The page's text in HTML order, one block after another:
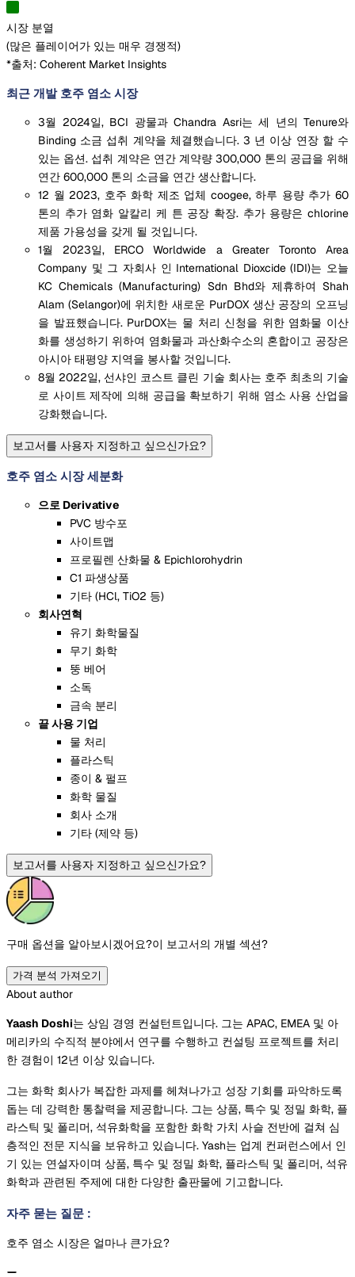
시장 분열
(많은 플레이어가 있는 매우 경쟁적)
*출처: Coherent Market Insights
최근 개발 호주 염소 시장
3월 2024일, BCI 광물과 Chandra Asri는 세 년의 Tenure와
Binding 소금 섭취 계약을 체결했습니다. 3 년 이상 연장 할 수
있는 옵션. 섭취 계약은 연간 계약량 300,000 톤의 공급을 위해
연간 600,000 톤의 소금을 연간 생산합니다.
12 월 2023, 호주 화학 제조 업체 coogee, 하루 용량 추가 60
톤의 추가 염화 알칼리 케 튼 공장 확장. 추가 용량은 chlorine
제품 가용성을 갖게 될 것입니다.
1월 2023일, ERCO Worldwide a Greater Toronto Area
Company 및 그 자회사 인 International Dioxcide (IDI)는 오늘
KC Chemicals (Manufacturing) Sdn Bhd와 제휴하여 Shah
Alam (Selangor)에 위치한 새로운 PurDOX 생산 공장의 오프닝
을 발표했습니다. PurDOX는 물 처리 신청을 위한 염화물 이산
화를 생성하기 위하여 염화물과 과산화수소의 혼합이고 공장은
아시아 태평양 지역을 봉사할 것입니다.
8월 2022일, 선샤인 코스트 클린 기술 회사는 호주 최초의 기술
로 사이트 제작에 의해 공급을 확보하기 위해 염소 사용 산업을
강화했습니다.
보고서를 사용자 지정하고 싶으신가요?
호주 염소 시장 세분화
으로 Derivative
PVC 방수포
사이트맵
프로필렌 산화물 & Epichlorohydrin
C1 파생상품
기타 (HCl, TiO2 등)
회사연혁
유기 화학물질
무기 화학
뚱 베어
소독
금속 분리
끝 사용 기업
물 처리
플라스틱
종이 & 펄프
화학 물질
회사 소개
기타 (제약 등)
보고서를 사용자 지정하고 싶으신가요?
구매 옵션을 알아보시겠어요?이 보고서의 개별 섹션?
가격 분석 가져오기
About author
Yaash Doshi는 상임 경영 컨설턴트입니다. 그는 APAC, EMEA 및 아
메리카의 수직적 분야에서 연구를 수행하고 컨설팅 프로젝트를 처리
한 경험이 12년 이상 있습니다.
그는 화학 회사가 복잡한 과제를 헤쳐나가고 성장 기회를 파악하도록
돕는 데 강력한 통찰력을 제공합니다. 그는 상품, 특수 및 정밀 화학, 플
라스틱 및 폴리머, 석유화학을 포함한 화학 가치 사슬 전반에 걸쳐 심
층적인 전문 지식을 보유하고 있습니다. Yash는 업계 컨퍼런스에서 인
기 있는 연설자이며 상품, 특수 및 정밀 화학, 플라스틱 및 폴리머, 석유
화학과 관련된 주제에 대한 다양한 출판물에 기고합니다.
자주 묻는 질문 :
호주 염소 시장은 얼마나 큰가요?